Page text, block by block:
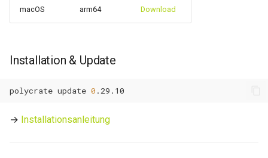
macOS arm64 Download
Installation & Update
polycrate update 0
→ Installationsanleitung